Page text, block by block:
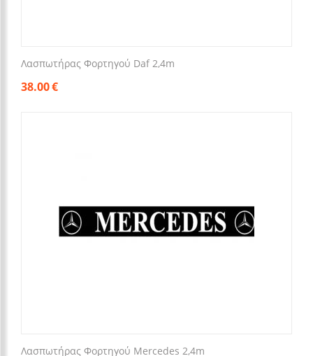
Λασπωτήρας Φορτηγού Daf 2,4m
38.00€
Λασπωτήρας Φορτηγού Mercedes 2,4m